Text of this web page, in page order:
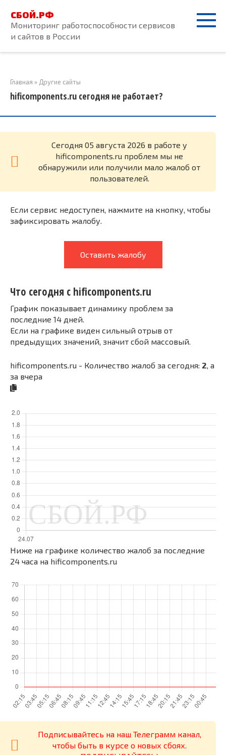
контенту
СБОЙ.РФ
Мониторинг работоспособности сервисов
и сайтов в России
Главная » Другие сайты
hificomponents.ru сегодня не работает?
Cегодня 05 августа 2026 в работе у
hificomponents.ru проблем мы не
обнаружили или получили мало жалоб от
пользователей.
Если сервис недоступен, нажмите на кнопку, чтобы
зафиксировать жалобу.
Оставить жалобу
Что сегодня с hificomponents.ru
График показывает динамику проблем за
последние 14 дней.
Если на графике виден сильный отрыв от
предыдущих значений, значит сбой массовый.
hificomponents.ru - Количество жалоб за сегодня: 2 , а
за вчера
Ниже на графике количество жалоб за последние
24 часа на hificomponents.ru
Подписывайтесь на наш Телеграмм канал,
чтобы быть в курсе о новых сбоях.